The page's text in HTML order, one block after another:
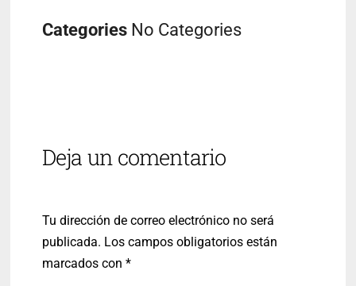
Categories No Categories
Deja un comentario
Tu dirección de correo electrónico no será
publicada. Los campos obligatorios están
marcados con*